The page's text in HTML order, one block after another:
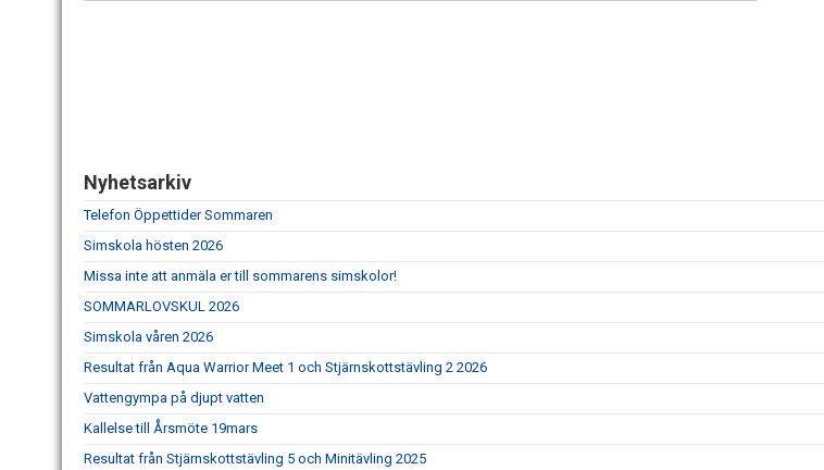
Nyhetsarkiv
Telefon Öppettider Sommaren
Simskola hösten 2026
Missa inte att anmäla er till sommarens simskolor!
SOMMARLOVSKUL 2026
Simskola våren 2026
Resultat från Aqua Warrior Meet 1 och Stjärnskottstävling 2 2026
Vattengympa på djupt vatten
Kallelse till Årsmöte 19mars
Resultat från Stjärnskottstävling 5 och Minitävling 2025